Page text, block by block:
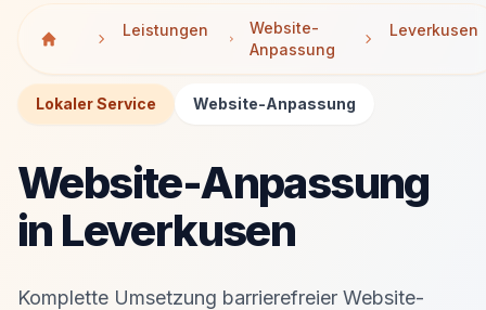
Leistungen
Website-
Anpassung
Leverkusen
Lokaler Service Website-Anpassung
Website-Anpassung
in Leverkusen
Komplette Umsetzung barrierefreier Website-